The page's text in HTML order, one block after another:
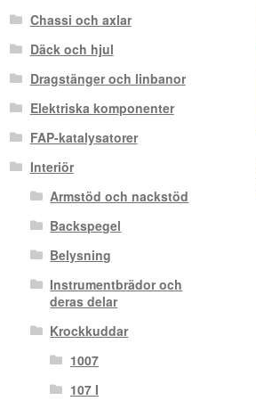
Chassi och axlar
Däck och hjul
Dragstänger och linbanor
Elektriska komponenter
FAP-katalysatorer
Interiör
Armstöd och nackstöd
Backspegel
Belysning
Instrumentbrädor och
deras delar
Krockkuddar
1007
107 I